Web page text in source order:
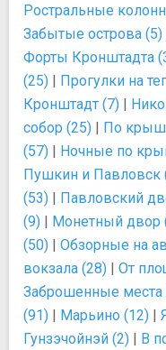
Ростральные
Забытые острова (5)
Форты Кронштадта
(25) | Прогулки на
Кронштадт (7) |
собор (25) | По
(57) | Ночные по
Пушкин и Павловск
(53) | Павловский
(9) | Монетный двор
(50) | Обзорные на
вокзала (28) | От
Заброшенные места
(91) | Марьино (12) |
Гунзэчойнэй (2) | В